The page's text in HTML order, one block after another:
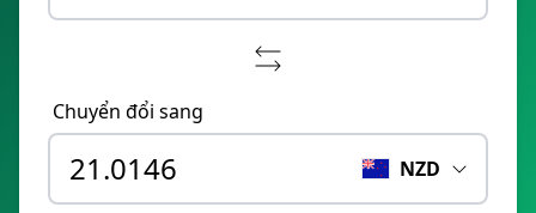
Chuyển đổi sang
NZD